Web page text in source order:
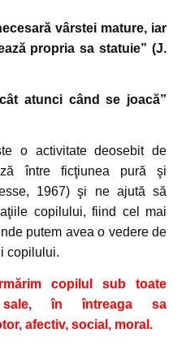
vârstei mature, iar
propria sa statuie” (J.
atunci când se joacă”
o activitate deosebit de
între ficţiunea pură şi
1967) şi ne ajută să
copilului, fiind cel mai
putem avea o vedere de
copilului.
copilul sub toate
sale, în întreaga sa
afectiv, social, moral.